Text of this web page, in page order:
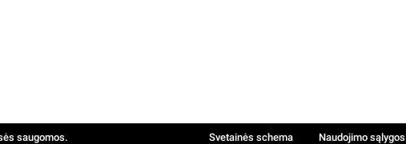
saugomos. Svetainės schema Naudojimo sąlygos